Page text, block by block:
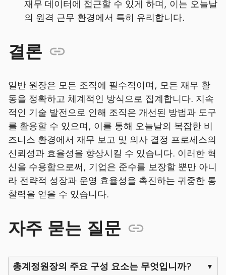
재무 데이터에 접근할 수 있게 하며, 이는 오늘날
의 원격 근무 환경에서 특히 유리합니다.
결론
일반 원장은 모든 조직에 필수적이며, 모든 재무 활
동을 정확하고 체계적인 방식으로 집계합니다. 지속
적인 기술 발전으로 인해 조직은 개선된 방법과 도구
를 활용할 수 있으며, 이를 통해 오늘날의 복잡한 비
즈니스 환경에서 재무 보고 및 의사 결정 프로세스의
신뢰성과 효율성을 향상시킬 수 있습니다. 이러한 혁
신을 수용함으로써, 기업은 준수를 보장할 뿐만 아니
라 전략적 성장과 운영 효율성을 촉진하는 귀중한 통
찰력을 얻을 수 있습니다.
자주 묻는 질문
총계정원장의 주요 구성 요소는 무엇입니까?